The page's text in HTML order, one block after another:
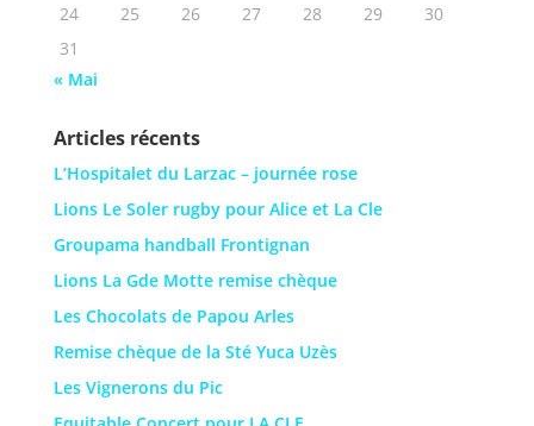
24
25 26 27 28 29
30
31
« Mai
Articles récents
L’Hospitalet du Larzac – journée rose
Lions Le Soler rugby pour Alice et La Cle
Groupama handball Frontignan
Lions La Gde Motte remise chèque
Les Chocolats de Papou Arles
Remise chèque de la Sté Yuca Uzès
Les Vignerons du Pic